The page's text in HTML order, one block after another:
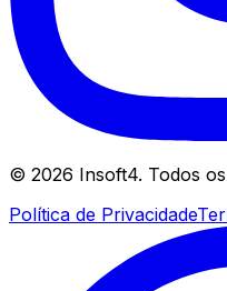
© 2026 Insoft4. Todos
Política de Privacidade